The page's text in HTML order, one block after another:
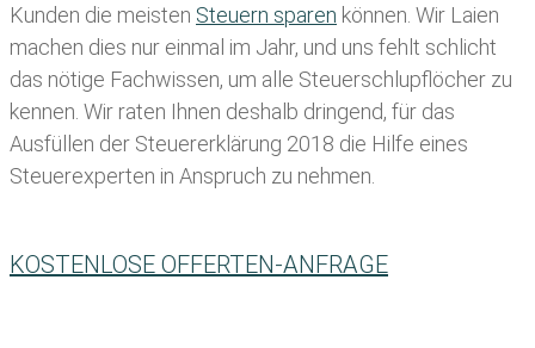
Kunden die meisten Steuern sparen können. Wir Laien
machen dies nur einmal im Jahr, und uns fehlt schlicht
das nötige Fachwissen, um alle Steuerschlupflöcher zu
kennen. Wir raten Ihnen deshalb dringend, für das
Ausfüllen der Steuererklärung 2018 die Hilfe eines
Steuerexperten in Anspruch zu nehmen.
KOSTENLOSE OFFERTEN-ANFRAGE